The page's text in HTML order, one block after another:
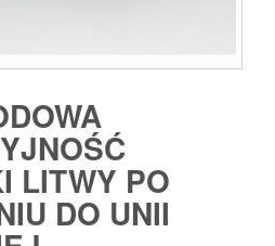
LITWY PO
DO UNII